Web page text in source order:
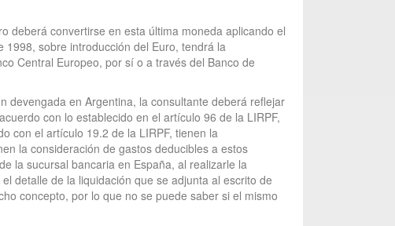
deberá convertirse en esta última moneda aplicando el
sobre introducción del Euro, tendrá la
Central Europeo, por sí o a través del Banco de
devengada en Argentina, la consultante deberá reflejar
con lo establecido en el artículo 96 de la LIRPF,
con el artículo 19.2 de la LIRPF, tienen la
la consideración de gastos deducibles a estos
la sucursal bancaria en España, al realizarle la
detalle de la liquidación que se adjunta al escrito de
concepto, por lo que no se puede saber si el mismo